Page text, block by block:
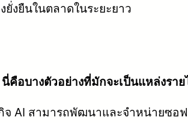
ยั่งยืนในตลาดในระยะยาว
คือบางตัวอย่างที่มักจะเป็นแหล่งรา
จ AI สามารถพัฒนาและจำหน่ายซอ